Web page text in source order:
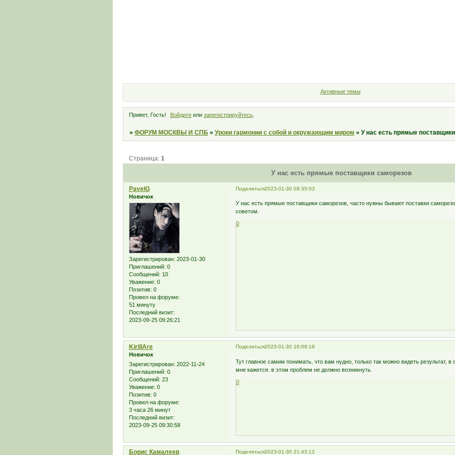
Активные темы
Привет, Гость! Войдите или зарегистрируйтесь.
» ФОРУМ МОСКВЫ И СПБ » Уроки гармонии с собой и окружающим миром » У нас есть прямые
У нас есть прямые поставщики саморезов
Страница: 1
Поделиться2023-01-30 09:35:03
PavelG
Новичок
Зарегистрирован: 2023-01-30
Приглашений: 0
Сообщений: 10
Уважение: 0
Позитив: 0
Провел на форуме:
51 минуту
Последний визит:
2023-09-25 09:26:21
У нас есть прямые поставщики саморезов, часто нужны бывают поставки
советом.
0
Поделиться2023-01-30 16:09:16
KirillAre
Новичок
Зарегистрирован: 2022-11-24
Приглашений: 0
Сообщений: 23
Уважение: 0
Позитив: 0
Провел на форуме:
3 часа 26 минут
Последний визит:
2023-09-25 09:30:58
Тут главное самим понимать, что вам нудно, только так можно видеть результат, в
мне кажется. в этом проблем не должно возникнуть.
0
Поделиться2023-01-30 21:43:12
Борис Камалеев